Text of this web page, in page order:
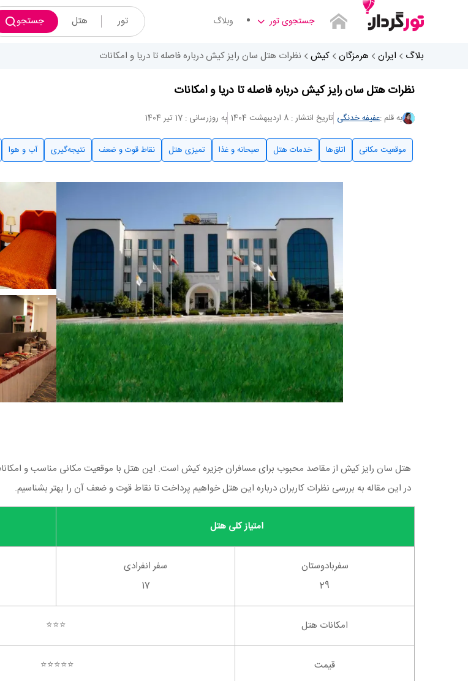
جستجوی تور وبلاگ تور هتل جستجو
بلاگ ایران هرمزگان کیش نظرات هتل سان رایز کیش درباره فاصله تا دریا و امکانات
نظرات هتل سان رایز کیش درباره فاصله تا دریا و امکانات
به قلم :عفیفه خدنگی تاریخ انتشار : 8 اردیبهشت 1404 به روزرسانی : 17 تیر 1404
موقعیت مکانی اتاق‌ها خدمات هتل صبحانه و غذا تمیزی هتل نقاط قوت و ضعف نتیجه‌گیری آب و هوا
هتل سان رایز کیش از مقاصد محبوب برای مسافران جزیره کیش است. این هتل با موقعیت مکانی مناسب و
در این مقاله به بررسی نظرات کاربران درباره این هتل خواهیم پرداخت تا نقاط قوت و ضعف آن را بهتر بشناسیم.
امتیاز کلی هتل
سفربادوستان
29
سفر انفرادی
17
امکانات هتل ⭐️⭐️⭐️
قیمت ⭐️⭐️⭐️⭐️⭐️